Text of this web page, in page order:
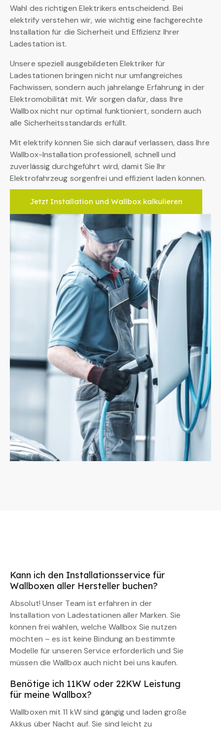
Wahl des richtigen Elektrikers entscheidend. Bei
elektrify verstehen wir, wie wichtig eine fachgerechte
Installation für die Sicherheit und Effizienz Ihrer
Ladestation ist.
Unsere speziell ausgebildeten Elektriker für
Ladestationen bringen nicht nur umfangreiches
Fachwissen, sondern auch jahrelange Erfahrung in der
Elektromobilität mit. Wir sorgen dafür, dass Ihre
Wallbox nicht nur optimal funktioniert, sondern auch
alle Sicherheitsstandards erfüllt.
Mit elektrify können Sie sich darauf verlassen, dass Ihre
Wallbox-Installation professionell, schnell und
zuverlässig durchgeführt wird, damit Sie Ihr
Elektrofahrzeug sorgenfrei und effizient laden können.
Jetzt Installation und Wallbox kalkulieren
Kann ich den Installationsservice für
Wallboxen aller Hersteller buchen?
Absolut! Unser Team ist erfahren in der
Installation von Ladestationen aller Marken. Sie
können frei wählen, welche Wallbox Sie nutzen
möchten – es ist keine Bindung an bestimmte
Modelle für unseren Service erforderlich und Sie
müssen die Wallbox auch nicht bei uns kaufen.
Benötige ich 11KW oder 22KW Leistung
für meine Wallbox?
Wallboxen mit 11 kW sind gängig und laden große
Akkus über Nacht auf. Sie sind leicht zu